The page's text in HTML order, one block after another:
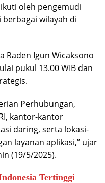
oleh pengemudi
wilayah di
Raden Igun Wicaksono
pukul 13.00 WIB dan
Perhubungan,
kantor-kantor
daring, serta lokasi-
layanan aplikasi,” ujar
(19/5/2025).
Tertinggi